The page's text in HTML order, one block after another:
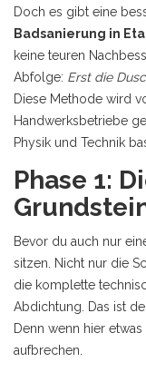
Doch es gibt eine
Badsanierung in
keine teuren
Abfolge: Erst die
Diese Methode wird
Handwerksbetriebe
Physik und Technik
Phase 1:
Bevor du auch nur
sitzen. Nicht nur die
die komplette
Abdichtung. Das ist
Denn wenn hier
aufbrechen.